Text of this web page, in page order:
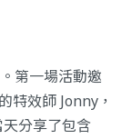
第一場活動邀
的特效師 Jonny，
分享了包含